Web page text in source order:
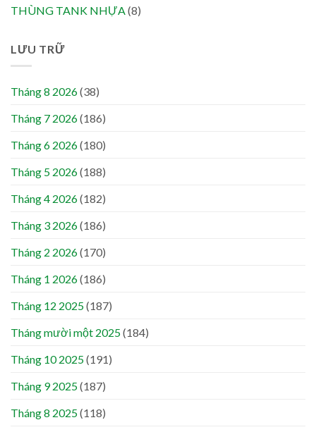
THÙNG TANK NHỰA (8)
LƯU TRỮ
Tháng 8 2026(38)
Tháng 7 2026(186)
Tháng 6 2026(180)
Tháng 5 2026(188)
Tháng 4 2026(182)
Tháng 3 2026(186)
Tháng 2 2026(170)
Tháng 1 2026(186)
Tháng 12 2025(187)
Tháng mười một 2025(184)
Tháng 10 2025(191)
Tháng 9 2025(187)
Tháng 8 2025(118)